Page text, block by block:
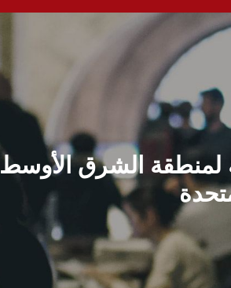
لمنطقة الشرق الأوسط